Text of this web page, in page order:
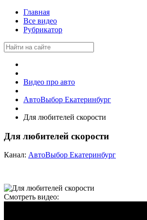
Главная
Все видео
Рубрикатор
Видео про авто
АвтоВыбор Екатеринбург
Для любителей скорости
Для любителей скорости
Канал: АвтоВыбор Екатеринбург
Смотреть видео: